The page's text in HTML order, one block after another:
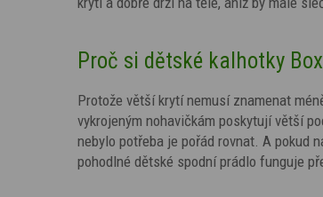
Proč si dětské kalhotky
Protože větší krytí nemusí znamenat
vykrojeným nohavičkám poskytují větší
nebylo potřeba je pořád rovnat. A pokud
pohodlné dětské spodní prádlo funguje